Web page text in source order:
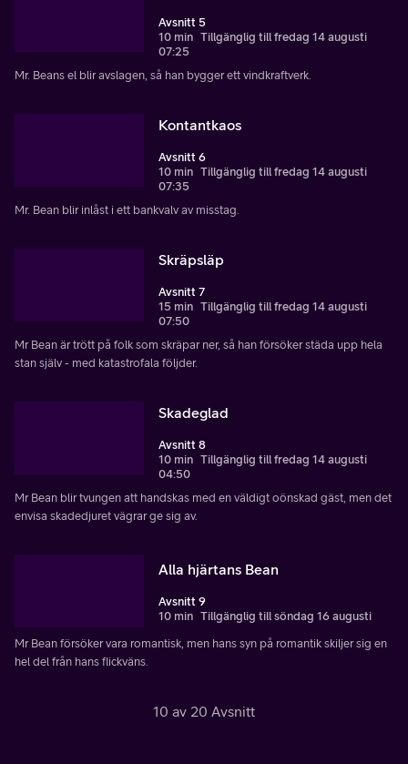
Avsnitt 5
10 min Tillgänglig till fredag 14 augusti
07:25
Mr. Beans el blir avslagen, så han bygger ett vindkraftverk.
Kontantkaos
Avsnitt 6
10 min Tillgänglig till fredag 14 augusti
07:35
Mr. Bean blir inlåst i ett bankvalv av misstag.
Skräpsläp
Avsnitt 7
15 min Tillgänglig till fredag 14 augusti
07:50
Mr Bean är trött på folk som skräpar ner, så han försöker städa upp hela
stan själv - med katastrofala följder.
Skadeglad
Avsnitt 8
10 min Tillgänglig till fredag 14 augusti
04:50
Mr Bean blir tvungen att handskas med en väldigt oönskad gäst, men det
envisa skadedjuret vägrar ge sig av.
Alla hjärtans Bean
Avsnitt 9
10 min Tillgänglig till söndag 16 augusti
Mr Bean försöker vara romantisk, men hans syn på romantik skiljer sig en
hel del från hans flickväns.
10 av 20 Avsnitt